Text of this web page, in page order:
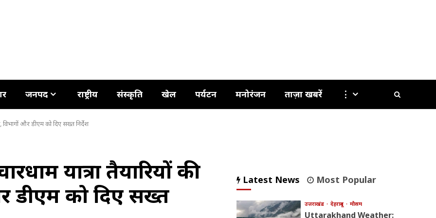
जनपद राष्ट्रीय संस्कृति खेल पर्यटन मनोरंजन ताज़ा खबरें ⋮
विभागों और डीएम को दिए सख्त निर्देश
यात्रा तैयारियों की
डीएम को दिए सख्त
Latest News Most Popular
उत्तराखंड देहरादून मौसम
Uttarakhand Weather: